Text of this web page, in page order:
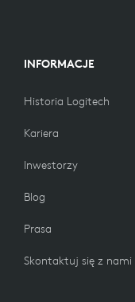
INFORMACJE
Historia Logitech
Kariera
Inwestorzy
Blog
Prasa
Skontaktuj się z nami